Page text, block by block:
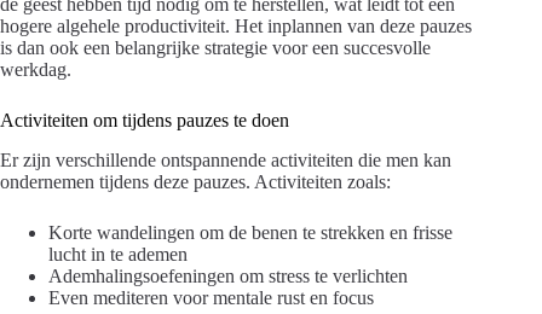
hogere algehele productiviteit. Het inplannen van deze pauzes
is dan ook een belangrijke strategie voor een succesvolle
werkdag.
Activiteiten om tijdens pauzes te doen
Er zijn verschillende ontspannende activiteiten die men kan
ondernemen tijdens deze pauzes. Activiteiten zoals:
Korte wandelingen om de benen te strekken en frisse
lucht in te ademen
Ademhalingsoefeningen om stress te verlichten
Even mediteren voor mentale rust en focus